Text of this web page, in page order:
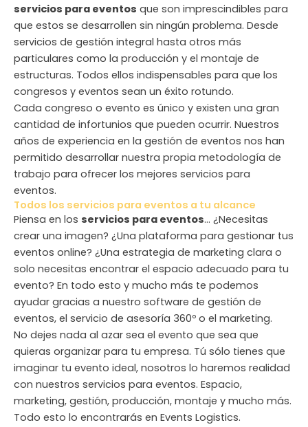
servicios para eventos que son imprescindibles para
que estos se desarrollen sin ningún problema. Desde
servicios de gestión integral hasta otros más
particulares como la producción y el montaje de
estructuras. Todos ellos indispensables para que los
congresos y eventos sean un éxito rotundo.
Cada congreso o evento es único y existen una gran
cantidad de infortunios que pueden ocurrir. Nuestros
años de experiencia en la gestión de eventos nos han
permitido desarrollar nuestra propia metodología de
trabajo para ofrecer los mejores servicios para
eventos.
Todos los servicios para eventos a tu alcance
Piensa en los servicios para eventos… ¿Necesitas
crear una imagen? ¿Una plataforma para gestionar tus
eventos online? ¿Una estrategia de marketing clara o
solo necesitas encontrar el espacio adecuado para tu
evento? En todo esto y mucho más te podemos
ayudar gracias a nuestro software de gestión de
eventos, el servicio de asesoría 360º o el marketing.
No dejes nada al azar sea el evento que sea que
quieras organizar para tu empresa. Tú sólo tienes que
imaginar tu evento ideal, nosotros lo haremos realidad
con nuestros servicios para eventos. Espacio,
marketing, gestión, producción, montaje y mucho más.
Todo esto lo encontrarás en Events Logistics.